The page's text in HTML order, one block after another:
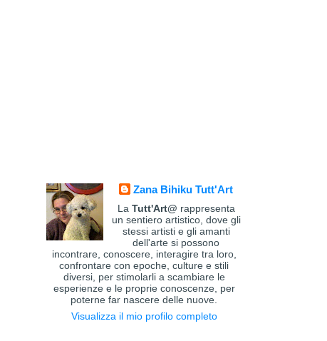
Zana Bihiku Tutt'Art
La Tutt'Art@ rappresenta
un sentiero artistico, dove gli
stessi artisti e gli amanti
dell'arte si possono
incontrare, conoscere, interagire tra loro,
confrontare con epoche, culture e stili
diversi, per stimolarli a scambiare le
esperienze e le proprie conoscenze, per
poterne far nascere delle nuove.
Visualizza il mio profilo completo